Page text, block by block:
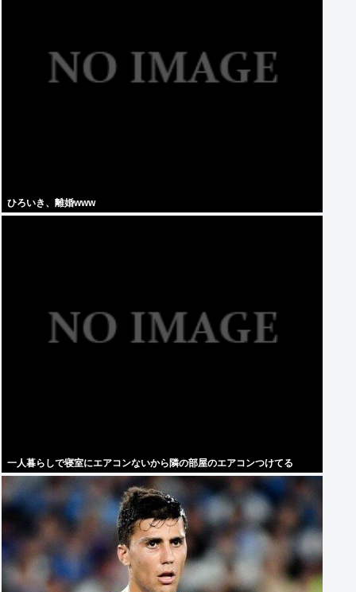
ひろいき、離婚www
一人暮らしで寝室にエアコンないから隣の部屋のエアコンつけてる